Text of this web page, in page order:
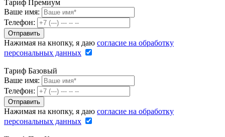
Тариф Премиум
Ваше имя:
Телефон:
Нажимая на кнопку, я даю согласие на обработку
персональных данных
Тариф Базовый
Ваше имя:
Телефон:
Нажимая на кнопку, я даю согласие на обработку
персональных данных